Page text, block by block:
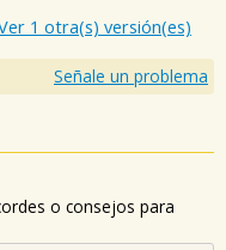
1 otra(s) versión(es)
Señale un problema
o consejos para